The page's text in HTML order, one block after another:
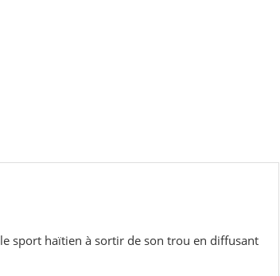
sport haïtien à sortir de son trou en diffusant